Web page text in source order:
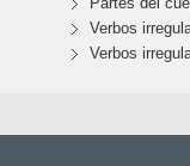
Verbos
Verbos